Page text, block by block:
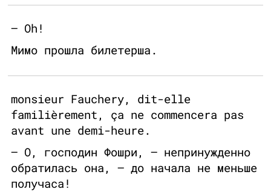
— Oh!
Мимо прошла билетерша.
monsieur Fauchery, dit-elle
familièrement, ça ne commencera pas
avant une demi-heure.
— О, господин Фошри, — непринужденно
обратилась она, — до начала не меньше
получаса!